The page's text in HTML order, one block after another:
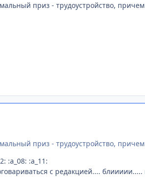
приз - трудоустройство,
приз - трудоустройство,
:a_08: :a_11:
с редакцией....